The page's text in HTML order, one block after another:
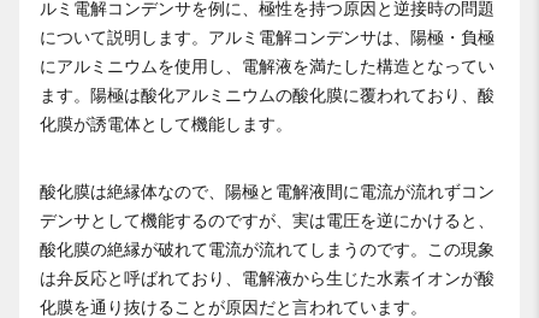
ルミ電解コンデンサを例に、極性を持つ原因と逆接時の問題
について説明します。アルミ電解コンデンサは、陽極・負極
にアルミニウムを使用し、電解液を満たした構造となってい
ます。陽極は酸化アルミニウムの酸化膜に覆われており、酸
化膜が誘電体として機能します。
酸化膜は絶縁体なので、陽極と電解液間に電流が流れずコン
デンサとして機能するのですが、実は電圧を逆にかけると、
酸化膜の絶縁が破れて電流が流れてしまうのです。この現象
は弁反応と呼ばれており、電解液から生じた水素イオンが酸
化膜を通り抜けることが原因だと言われています。